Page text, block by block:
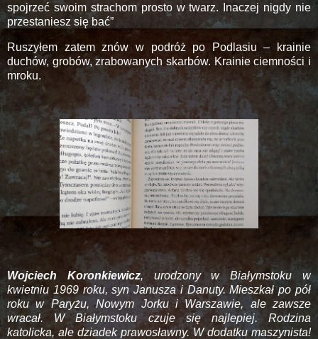
spojrzeć swoim strachom prosto w twarz. Inaczej nigdy nie
przestaniesz się bać”
Ruszyłem zatem znów w podróż po Podlasiu – krainie
duchów, grobów, zrabowanych skarbów. Krainie ciemności i
mroku.
Wojciech Koronkiewicz, urodzony w Białymstoku w
kwietniu 1969 roku, syn Janusza i Danuty. Mieszkał po pół
roku w Paryżu, Nowym Jorku i Warszawie, ale zawsze
wracał. W Białymstoku czuje się najlepiej. Rodzina
katolicka, ale dziadek prawosławny. W dodatku maszynista!